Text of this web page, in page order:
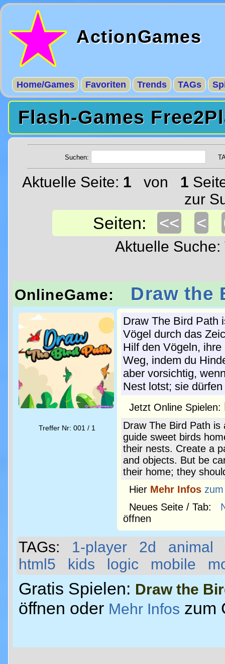
ActionGames
Home/Games Favoriten Trends TAGs
Flash-Games
Suchen:
Aktuelle Seite: 1 von 1
zur
Seiten: << <
Aktuelle
OnlineGame: Draw the
Treffer Nr: 001 / 1
Draw The Bird Path
Vögel durch das
Hilf den Vögeln,
Weg, indem du
aber vorsichtig,
Nest lotst; sie
Jetzt Online Spielen:
Draw The Bird Path
guide sweet birds
their nests. Create a
and objects. But be
their home; they
Hier Mehr Infos
Neues Seite / Tab:
öffnen
TAGs: 1-player 2d
animal
html5
kids logic mobile
Gratis Spielen: Draw the
öffnen oder Mehr Infos zum